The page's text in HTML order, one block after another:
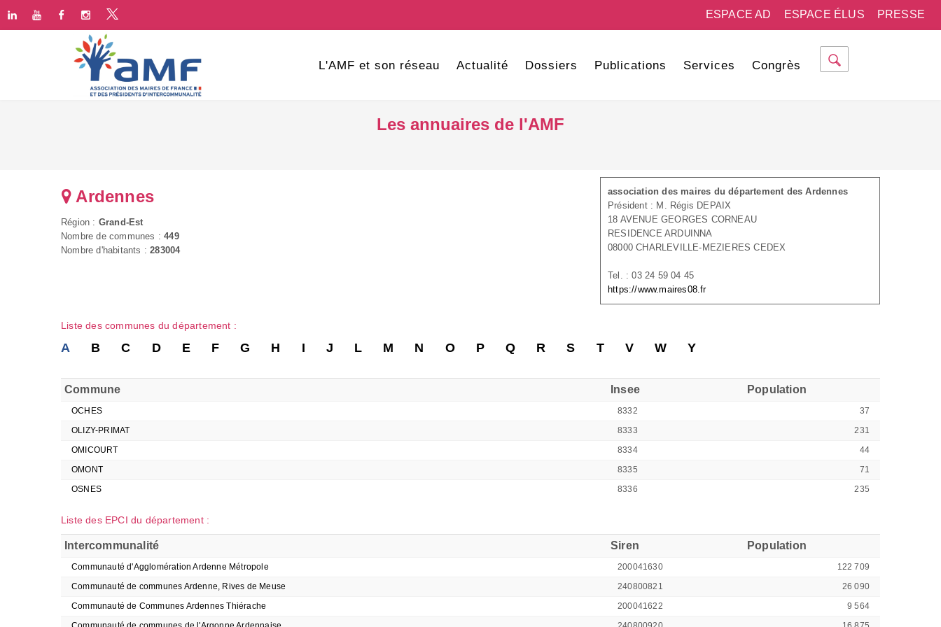
PRESSE
ESPACE ÉLUS
ESPACE AD
L'AMF et son réseau Actualité Dossiers Publications Services Congrès
Les annuaires de l'AMF
association des maires du département des Ardennes
Président : M. Régis DEPAIX
18 AVENUE GEORGES CORNEAU
RESIDENCE ARDUINNA
08000 CHARLEVILLE-MEZIERES CEDEX
Tel. : 03 24 59 04 45
https://www.maires08.fr
Ardennes
Région : Grand-Est
Nombre de communes :449
Nombre d'habitants :283004
Liste des communes du département :
A B C D E F G H I J L M N O P Q R S T V W Y
Commune Insee Population
OCHES 8332
37
OLIZY-PRIMAT
8333
231
OMICOURT
8334
44
OMONT
8335
71
OSNES
8336 235
Liste des EPCI du département :
Intercommunalité Siren Population
Communauté d'Agglomération Ardenne Métropole 200041630
122 709
Communauté de communes Ardenne, Rives de Meuse
240800821
26 090
Communauté de Communes Ardennes Thiérache
200041622
9 564